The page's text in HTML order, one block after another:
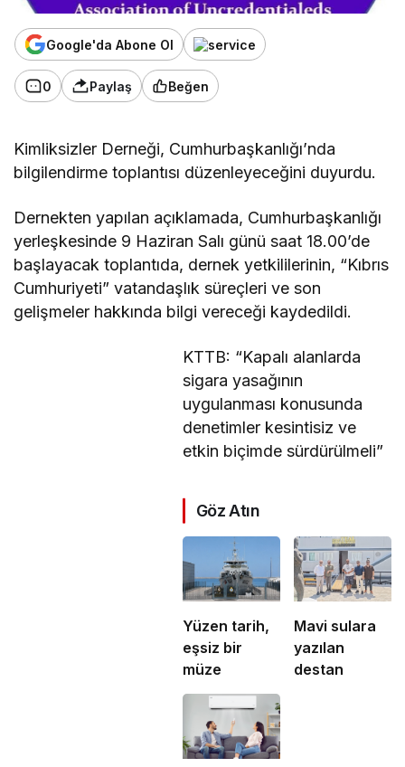
Google'da Abone Ol
0 Paylaş Beğen
Kimliksizler Derneği, Cumhurbaşkanlığı’nda
bilgilendirme toplantısı düzenleyeceğini duyurdu.
Dernekten yapılan açıklamada, Cumhurbaşkanlığı
yerleşkesinde 9 Haziran Salı günü saat 18.00’de
başlayacak toplantıda, dernek yetkililerinin, “Kıbrıs
Cumhuriyeti” vatandaşlık süreçleri ve son
gelişmeler hakkında bilgi vereceği kaydedildi.
KTTB: “Kapalı alanlarda
sigara yasağının
uygulanması konusunda
denetimler kesintisiz ve
etkin biçimde sürdürülmeli”
Göz Atın
Yüzen tarih,
eşsiz bir
müze
Mavi sulara
yazılan
destan